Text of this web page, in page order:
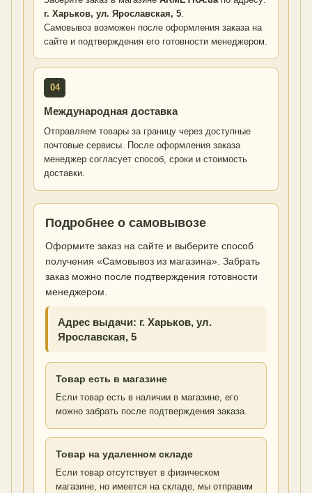
г. Харьков, ул. Ярославская, 5.
Самовывоз возможен после оформления заказа на
сайте и подтверждения его готовности менеджером.
04
Международная доставка
Отправляем товары за границу через доступные
почтовые сервисы. После оформления заказа
менеджер согласует способ, сроки и стоимость
доставки.
Подробнее о самовывозе
Оформите заказ на сайте и выберите способ
получения «Самовывоз из магазина». Забрать
заказ можно после подтверждения готовности
менеджером.
Адрес выдачи: г. Харьков, ул.
Ярославская, 5
Товар есть в магазине
Если товар есть в наличии в магазине, его
можно забрать после подтверждения заказа.
Товар на удаленном складе
Если товар отсутствует в физическом
магазине, но имеется на складе, мы отправим